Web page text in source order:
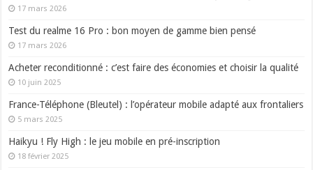
17 mars 2026
Test du realme 16 Pro : bon moyen de gamme bien pensé
17 mars 2026
Acheter reconditionné : c’est faire des économies et choisir la qualité
10 juin 2025
France-Téléphone (Bleutel) : l’opérateur mobile adapté aux frontaliers
5 mars 2025
Haikyu ! Fly High : le jeu mobile en pré-inscription
18 février 2025